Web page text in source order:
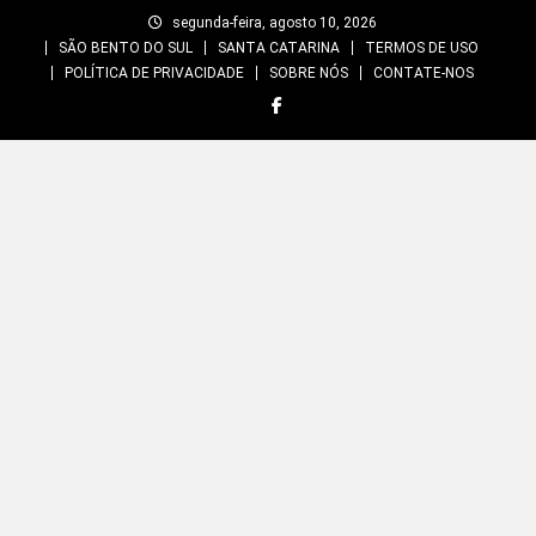
segunda-feira, agosto 10, 2026
SÃO BENTO DO SUL
SANTA CATARINA
TERMOS DE USO
POLÍTICA DE PRIVACIDADE
SOBRE NÓS CONTATE-NOS